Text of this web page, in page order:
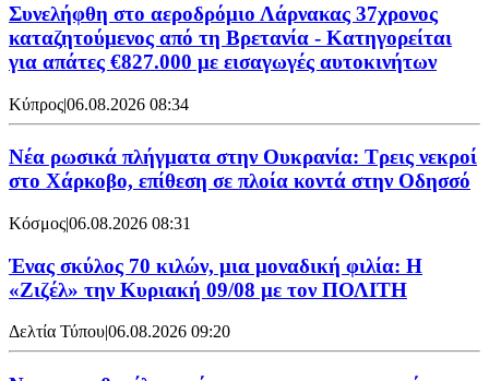
Συνελήφθη στο αεροδρόμιο Λάρνακας 37χρονος
καταζητούμενος από τη Βρετανία - Κατηγορείται
για απάτες €827.000 με εισαγωγές αυτοκινήτων
Κύπρος|06.08.2026 08:34
Νέα ρωσικά πλήγματα στην Ουκρανία: Τρεις νεκροί
στο Χάρκοβο, επίθεση σε πλοία κοντά στην Οδησσό
Κόσμος|06.08.2026 08:31
Ένας σκύλος 70 κιλών, μια μοναδική φιλία: Η
«Ζιζέλ» την Κυριακή 09/08 με τον ΠΟΛΙΤΗ
Δελτία Τύπου|06.08.2026 09:20